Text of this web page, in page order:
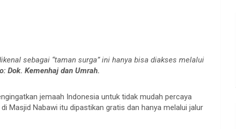
sebagai “taman surga” ini hanya bisa diakses melalui
Dok. Kemenhaj dan Umrah.
jemaah Indonesia untuk tidak mudah percaya
Masjid Nabawi itu dipastikan gratis dan hanya melalui jalur